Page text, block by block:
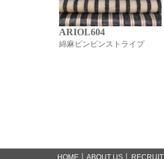
ARIOL604
綿麻ピンピンストライプ
HOME ABOUT US RECRUIT